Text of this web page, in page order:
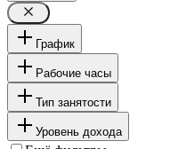
График
Рабочие часы
Тип занятости
Уровень дохода